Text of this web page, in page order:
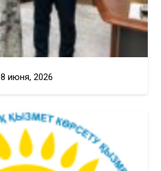
8 июня, 2026